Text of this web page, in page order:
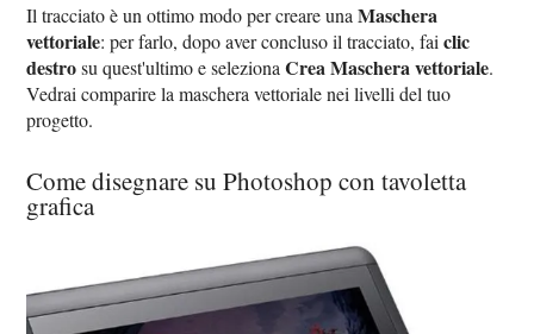
Il tracciato è un ottimo modo per creare unaMaschera
vettoriale: per farlo, dopo aver concluso il tracciato, faiclic
destrosu quest'ultimo e selezionaCrea Maschera vettoriale.
Vedrai comparire la maschera vettoriale nei livelli del tuo
progetto.
Come disegnare su Photoshop con tavoletta
grafica